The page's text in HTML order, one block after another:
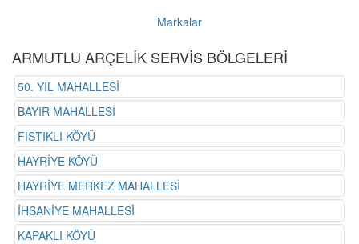
Markalar
ARMUTLU ARÇELİK SERVİS BÖLGELERİ
50. YIL MAHALLESİ
BAYIR MAHALLESİ
FISTIKLI KÖYÜ
HAYRİYE KÖYÜ
HAYRİYE MERKEZ MAHALLESİ
İHSANİYE MAHALLESİ
KAPAKLI KÖYÜ